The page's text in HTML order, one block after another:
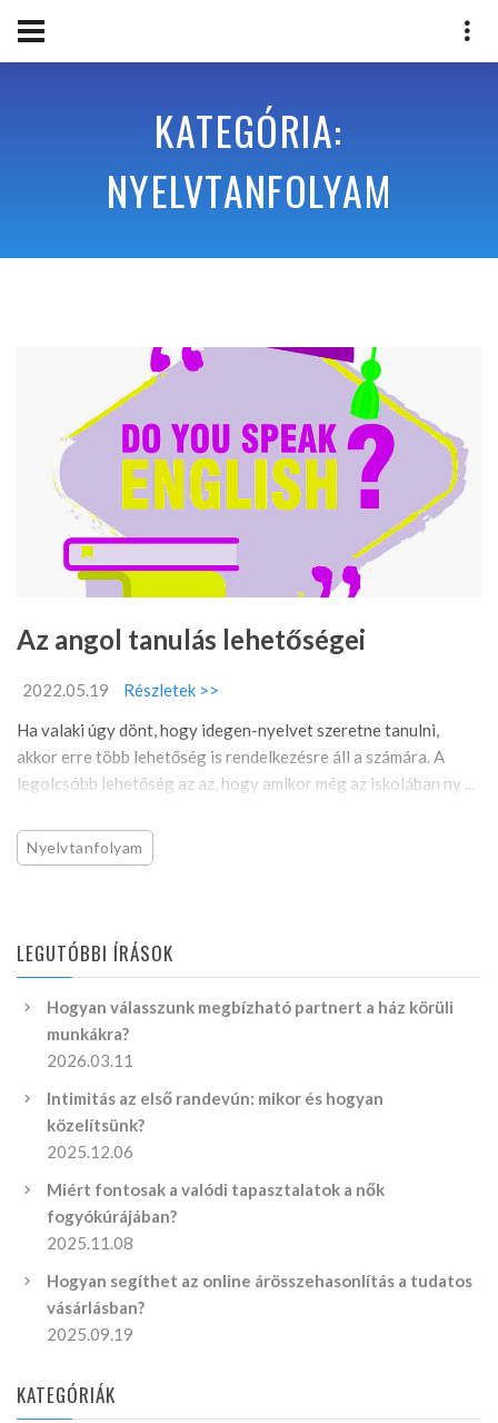
KATEGÓRIA:
NYELVTANFOLYAM
Az angol tanulás lehetőségei
2022.05.19
Részletek >>
Ha valaki úgy dönt, hogy idegen-nyelvet szeretne tanulni,
akkor erre több lehetőség is rendelkezésre áll a számára. A
legolcsóbb lehetőség az az, hogy amikor még az iskolában ny ...
Nyelvtanfolyam
LEGUTÓBBI ÍRÁSOK
Hogyan válasszunk megbízható partnert a ház körüli
munkákra?
2026.03.11
Intimitás az első randevún: mikor és hogyan
közelítsünk?
2025.12.06
Miért fontosak a valódi tapasztalatok a nők
fogyókúrájában?
2025.11.08
Hogyan segíthet az online árösszehasonlítás a tudatos
vásárlásban?
2025.09.19
KATEGÓRIÁK